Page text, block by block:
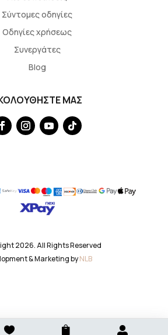
Σύντομες οδηγίες
Οδηγίες χρήσεως
Συνεργάτες
Blog
ΜΑΣ
2026. All Rights Reserved
& Marketing byNLB
  